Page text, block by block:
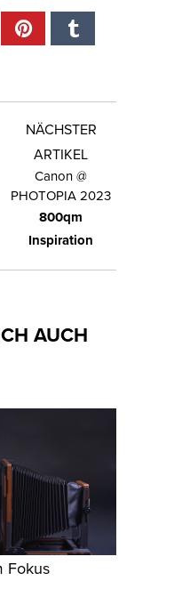
NÄCHSTER
ARTIKEL
Canon @
PHOTOPIA 2023
800qm
Inspiration
AUCH
Fokus